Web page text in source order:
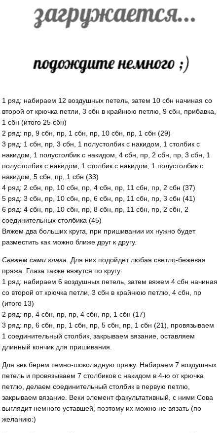
1 ряд: набираем 12 воздушных петель, затем 10 сбн начиная со
второй от крючка петли, 3 сбн в крайнюю петлю, 9 сбн, прибавка,
1 сбн (итого 25 сбн)
2 ряд: пр, 9 сбн, пр, 1 сбн, пр, 10 сбн, пр, 1 сбн (29)
3 ряд: 1 сбн, пр, 3 сбн, 1 полустолбик с накидом, 1 столбик с
накидом, 1 полустолбик с накидом, 4 сбн, пр, 2 сбн, пр, 3 сбн, 1
полустолбик с накидом, 1 столбик с накидом, 1 полустолбик с
накидом, 5 сбн, пр, 1 сбн (33)
4 ряд: 2 сбн, пр, 10 сбн, пр, 4 сбн, пр, 11 сбн, пр, 2 сбн (37)
5 ряд: 3 сбн, пр, 10 сбн, пр, 6 сбн, пр, 11 сбн, пр, 3 сбн (41)
6 ряд: 4 сбн, пр, 10 сбн, пр, 8 сбн, пр, 11 сбн, пр, 2 сбн, 2
соединительных столбика (45)
Вяжем два больших круга, при пришивании их нужно будет
разместить как можно ближе друг к другу.
Свяжем сами глаза.
Для них подойдет любая светло-бежевая
пряжа. Глаза также вяжутся по кругу:
1 ряд: набираем 6 воздушных петель, затем вяжем 4 сбн начиная
со второй от крючка петли, 3 сбн в крайнюю петлю, 4 сбн, пр
(итого 13)
2 ряд: пр, 4 сбн, пр, пр, 4 сбн, пр, 1 сбн (17)
3 ряд: пр, 6 сбн, пр, 1 сбн, пр, 5 сбн, пр, 1 сбн (21), провязываем
1 соединительный столбик, закрываем вязание, оставляем
длинный кончик для пришивания.
Для век берем темно-шоколадную пряжу. Набираем 7 воздушных
петель и провязываем 7 столбиков с накидом в 4-ю от крючка
петлю, делаем соединительный столбик в первую петлю,
закрываем вязание. Веки элемент факультативный, с ними Сова
выглядит немного уставшей, поэтому их можно не вязать (по
желанию:)